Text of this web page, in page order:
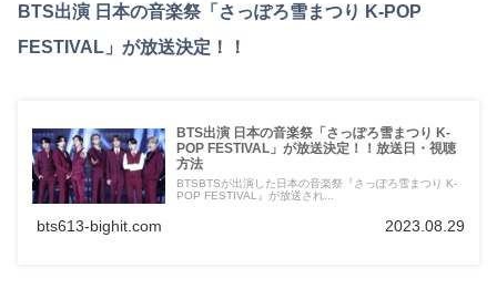
BTS出演 日本の音楽祭「さっぽろ雪まつり K-POP
FESTIVAL」が放送決定！！
BTS出演 日本の音楽祭「さっぽろ雪まつり K-
POP FESTIVAL」が放送決定！！放送日・視聴
方法
BTSBTSが出演した日本の音楽祭『さっぽろ雪まつり K-
POP FESTIVAL』が放送され...
bts613-bighit.com 2023.08.29